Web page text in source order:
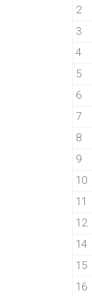
2
3
4
5
6
7
8
9
10
11
12
14
15
16